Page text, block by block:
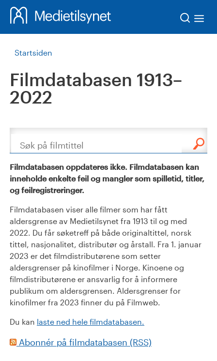
Startsiden
Filmdatabasen 1913–
2022
Søk
Filmdatabasen oppdateres ikke. Filmdatabasen kan
inneholde enkelte feil og mangler som spilletid, titler,
og feilregistreringer.
Filmdatabasen viser alle filmer som har fått
aldersgrense av Medietilsynet fra 1913 til og med
2022. Du får søketreff på både originaltittel, norsk
tittel, nasjonalitet, distributør og årstall. Fra 1. januar
2023 er det filmdistributørene som setter
aldersgrenser på kinofilmer i Norge. Kinoene og
filmdistributørene er ansvarlig for å informere
publikum om aldersgrensen. Aldersgrenser for
kinofilmer fra 2023 finner du på Filmweb.
Du kan laste ned hele filmdatabasen.
Abonnér på filmdatabasen (RSS)